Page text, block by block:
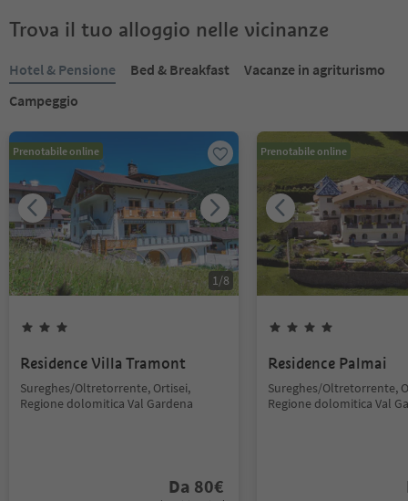
Trova il tuo alloggio nelle vicinanze
Hotel & Pensione Bed & Breakfast
Vacanze in agriturismo
Campeggio
Prenotabile online
1/8
Residence Villa Tramont
Sureghes/Oltretorrente, Ortisei,
Regione dolomitica Val Gardena
Da 80€
Prenotabile online
Residence Palmai
Sureghes/Oltretorrente,
Regione dolomitica Val